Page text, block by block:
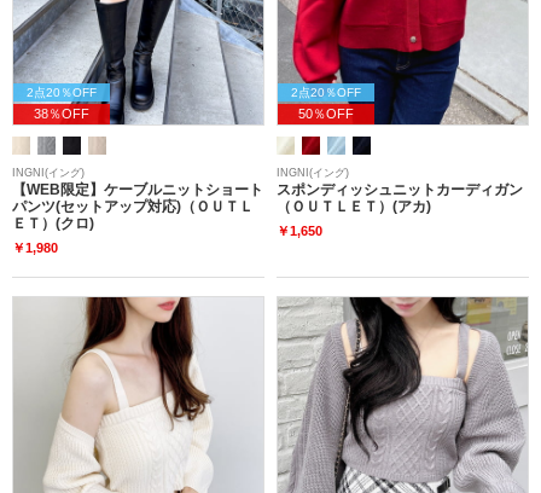
2点20％OFF
38％OFF
INGNI(イング)
【WEB限定】ケーブルニットショート
パンツ(セットアップ対応)（ＯＵＴＬ
ＥＴ）(クロ)
￥1,980
2点20％OFF
50％OFF
INGNI(イング)
スポンディッシュニットカーディガン
（ＯＵＴＬＥＴ）(アカ)
￥1,650